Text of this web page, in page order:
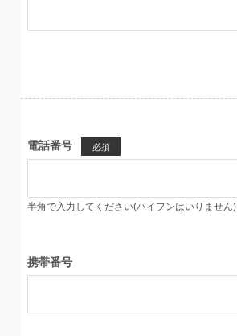
電話番号 必須
半角で入力してください(ハイフンはいりません)
携帯番号